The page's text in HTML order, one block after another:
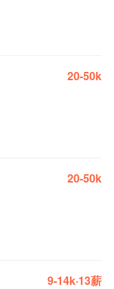
20-50k
20-50k
9-14k·13薪